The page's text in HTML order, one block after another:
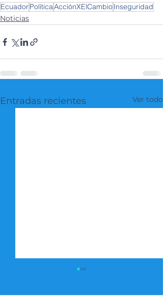
EcuadorPolíticaAcciónXElCambioInseguridad
Noticias
Entradas recientes Ver todo